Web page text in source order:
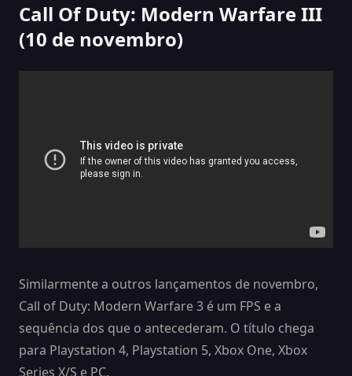
Call Of Duty: Modern Warfare III
(10 de novembro)
Similarmente a outros lançamentos de novembro,
Call of Duty: Modern Warfare 3 é um FPS e a
sequência dos que o antecederam. O título chega
para Playstation 4, Playstation 5, Xbox One, Xbox
Series X/S e PC.